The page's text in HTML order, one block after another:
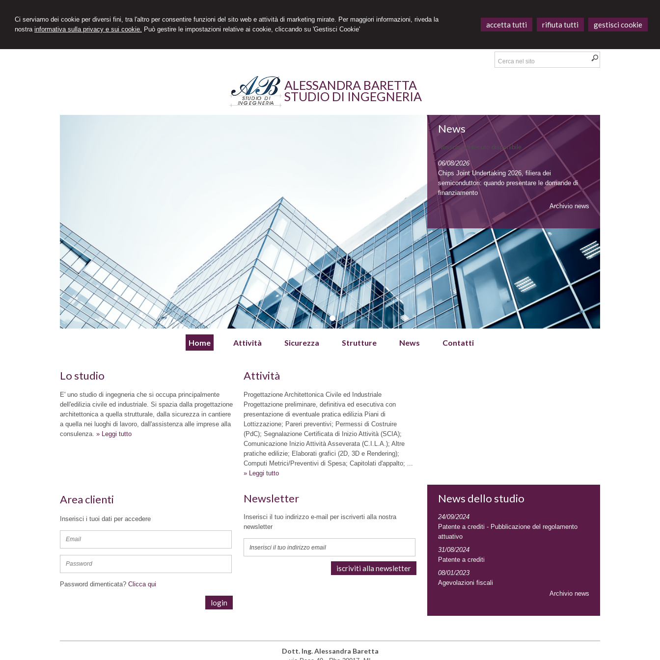
Ci serviamo dei cookie per diversi fini, tra l'altro per consentire funzioni del sito web e attività di marketing mirate. Per maggiori informazioni, riveda la
nostra informativa sulla privacy e sui cookie. Può gestire le impostazioni relative ai cookie, cliccando su 'Gestisci Cookie'
accetta tutti rifiuta tutti gestisci cookie
ALESSANDRA BARETTA
STUDIO DI INGEGNERIA
News
Nessun contenuto disponibile
06/08/2026
Chips Joint Undertaking 2026, filiera dei
semiconduttori: quando presentare le domande di
finanziamento
Archivio news
Home Attività Sicurezza Strutture News Contatti
Lo studio
E' uno studio di ingegneria che si occupa principalmente
dell'edilizia civile ed industriale. Si spazia dalla progettazione
architettonica a quella strutturale, dalla sicurezza in cantiere
a quella nei luoghi di lavoro, dall'assistenza alle imprese alla
consulenza. » Leggi tutto
Attività
Progettazione Architettonica Civile ed Industriale
Progettazione preliminare, definitiva ed esecutiva con
presentazione di eventuale pratica edilizia Piani di
Lottizzazione; Pareri preventivi; Permessi di Costruire
(PdC); Segnalazione Certificata di Inizio Attività (SCIA);
Comunicazione Inizio Attività Asseverata (C.I.L.A.); Altre
pratiche edilizie; Elaborati grafici (2D, 3D e Rendering);
Computi Metrici/Preventivi di Spesa; Capitolati d'appalto; ...
» Leggi tutto
Area clienti
Inserisci i tuoi dati per accedere
Password dimenticata? Clicca qui
Newsletter
Inserisci il tuo indirizzo e-mail per iscriverti alla nostra
newsletter
News dello studio
24/09/2024
Patente a crediti - Pubblicazione del regolamento
attuativo
31/08/2024
Patente a crediti
08/01/2023
Agevolazioni fiscali
Archivio news
Dott. Ing. Alessandra Baretta